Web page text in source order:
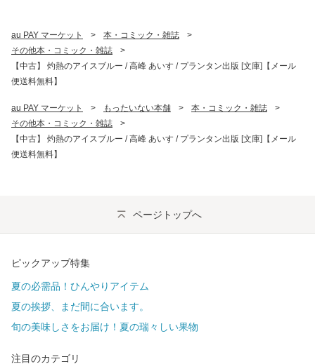
au PAY マーケット > 本・コミック・雑誌
>
その他本・コミック・雑誌
>
【中古】 灼熱のアイスブルー / 高峰 あいす / プランタン出版 [文庫]【メール
便送料無料】
au PAY マーケット > もったいない本舗 > 本・コミック・雑誌
>
その他本・コミック・雑誌
>
【中古】 灼熱のアイスブルー / 高峰 あいす / プランタン出版 [文庫]【メール
便送料無料】
ページトップへ
ピックアップ特集
夏の必需品！ひんやりアイテム
夏の挨拶、まだ間に合います。
旬の美味しさをお届け！夏の瑞々しい果物
注目のカテゴリ